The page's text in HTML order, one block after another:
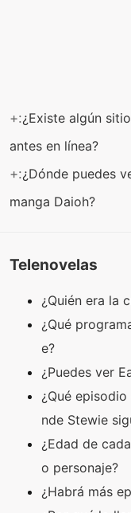
+:¿Existe algún
antes en línea?
+:¿Dónde puedes
manga Daioh?
Telenovelas
¿Quién era la
¿Qué
e?
¿Puedes ver
¿Qué
nde Stewie
¿Edad de
o personaje?
¿Habrá más